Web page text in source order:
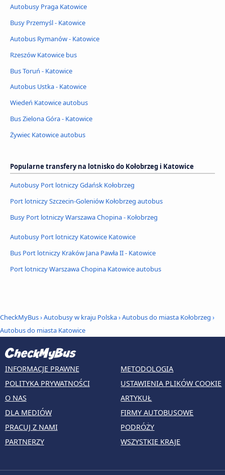
Autobusy Praga Katowice
Busy Przemyśl - Katowice
Autobus Rymanów - Katowice
Rzeszów Katowice bus
Bus Toruń - Katowice
Autobus Ustka - Katowice
Wiedeń Katowice autobus
Bus Zielona Góra - Katowice
Żywiec Katowice autobus
Popularne transfery na lotnisko do Kołobrzeg i Katowice
Autobusy Port lotniczy Gdańsk Kołobrzeg
Port lotniczy Szczecin-Goleniów Kołobrzeg autobus
Busy Port lotniczy Warszawa Chopina - Kołobrzeg
Autobusy Port lotniczy Katowice Katowice
Bus Port lotniczy Kraków Jana Pawła II - Katowice
Port lotniczy Warszawa Chopina Katowice autobus
CheckMyBus›Autobusy w kraju Polska›Autobus do miasta Kołobrzeg ›
Autobus do miasta Katowice
INFORMACJE PRAWNE
POLITYKA PRYWATNOŚCI
O NAS
DLA MEDIÓW
PRACUJ Z NAMI
PARTNERZY
METODOLOGIA
USTAWIENIA PLIKÓW COOKIE
ARTYKUŁ
FIRMY AUTOBUSOWE
PODRÓŻY
WSZYSTKIE KRAJE